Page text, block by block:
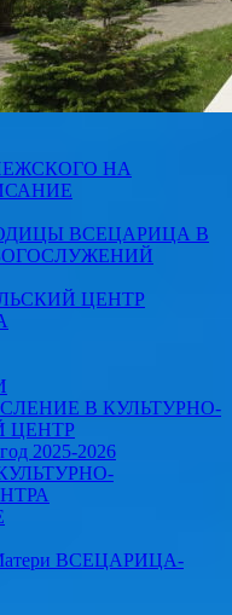
НА
ВСЕЦАРИЦА В
ЦЕНТР
В КУЛЬТУРНО-
ЦЕНТР
2025-2026
ВСЕЦАРИЦА-